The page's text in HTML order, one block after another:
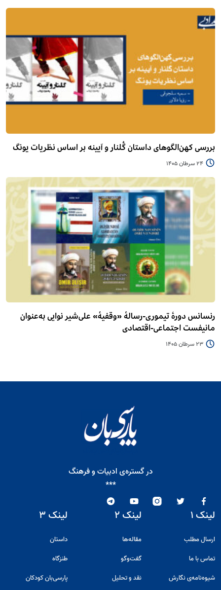
بررسی کهن‌الگوهای داستان گُلنار و آیینه بر اساس نظریات یونگ
24 سرطان 1405
رنسانس دورۀ تیموری-رسالۀ «وقفیۀ» علی‌شیر نوایی به‌عنوان
مانیفست اجتماعی-اقتصادی
23 سرطان 1405
در گستره‌ی ادبیات و فرهنگ
***
لینک ۱
ارسال مطلب
تماس با ما
شیوه‌نامه‌ی نگارش
لینک ۲
مقاله‌ها
گفت‌و‌گو
نقد و تحلیل
لینک ۳
داستان
طنزگاه
پارسی‌بان کودکان